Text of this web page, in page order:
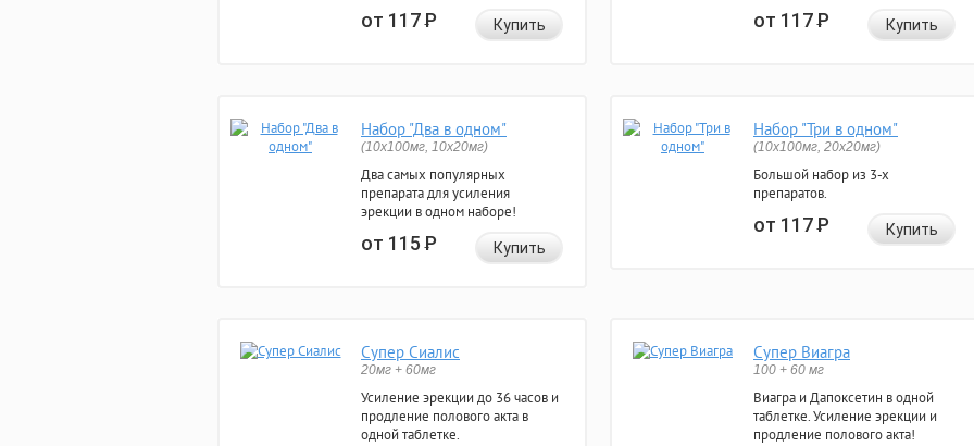
от 117Р Купить от 117Р Купить
Набор "Два в одном"
(10x100мг, 10x20мг)
Два самых популярных
препарата для усиления
эрекции в одном наборе!
от 115Р Купить
Набор "Три в одном"
(10x100мг, 20x20мг)
Большой набор из 3-х
препаратов.
от 117Р Купить
Супер Сиалис
20мг + 60мг
Усиление эрекции до 36 часов и
продление полового акта в
одной таблетке.
Супер Виагра
100 + 60 мг
Виагра и Дапоксетин в одной
таблетке. Усиление эрекции и
продление полового акта!